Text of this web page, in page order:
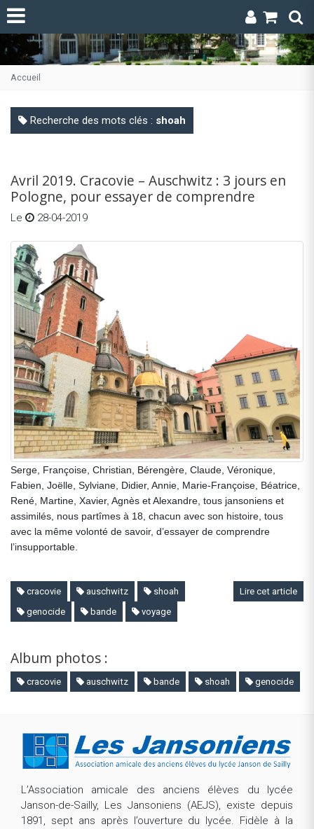
Accueil
Recherche des mots clés : shoah
Avril 2019. Cracovie – Auschwitz : 3 jours en
Pologne, pour essayer de comprendre
Le 28-04-2019
Serge, Françoise, Christian, Bérengère, Claude, Véronique,
Fabien, Joëlle, Sylviane, Didier, Annie, Marie-Françoise, Béatrice,
René, Martine, Xavier, Agnès et Alexandre, tous jansoniens et
assimilés, nous partîmes à 18, chacun avec son histoire, tous
avec la même volonté de savoir, d’essayer de comprendre
l’insupportable.
Lire cet article
cracovie auschwitz
shoah
genocide
bande voyage
Album photos :
cracovie auschwitz bande shoah genocide
L’Association amicale des anciens élèves du lycée
Janson-de-Sailly, Les Jansoniens (AEJS), existe depuis
1891, sept ans après l’ouverture du lycée. Fidèle à la